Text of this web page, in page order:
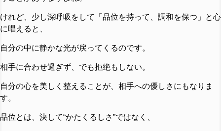
けれど、少し深呼吸をして「品位を持って、調和を保つ」と心
に唱えると、
自分の中に静かな光が戻ってくるのです。
相手に合わせ過ぎず、でも拒絶もしない。
自分の心を美しく整えることが、相手への優しさにもなりま
す。
品位とは、決して“かたくるしさ”ではなく、